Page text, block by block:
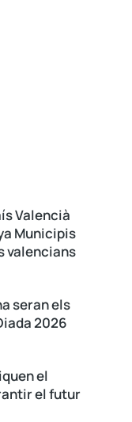
Valencià
Municipis
valencians
seran els
2026
el
el futur